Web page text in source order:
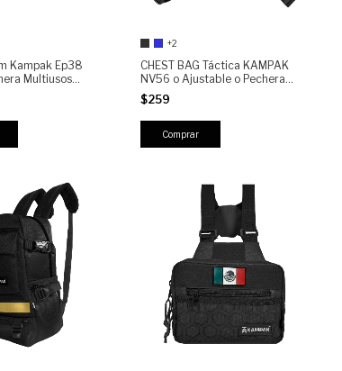
Kampak Ep38
Multiusos
+2
CHEST BAG Táctica KAMPAK
NV56 o Ajustable o Pechera
Crossbody Unisex o Ideal para
Moto, EDC, Senderismo y Uso
Diario
$259
Comprar